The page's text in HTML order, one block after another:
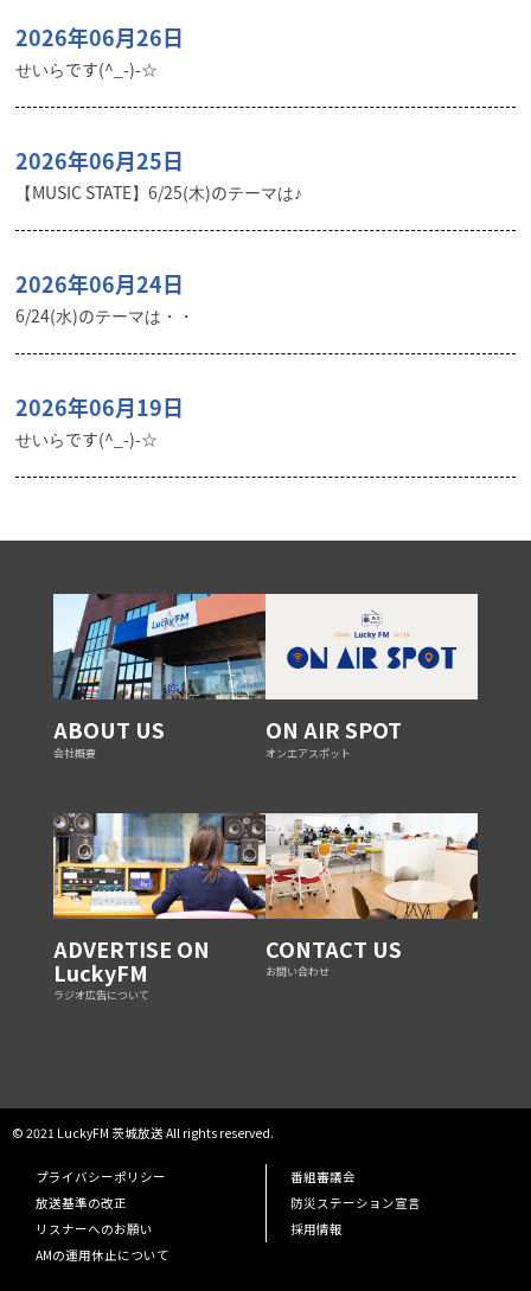
2026年06月26日
せいらです(^_-)-☆
2026年06月25日
【MUSIC STATE】6/25(木)のテーマは♪
2026年06月24日
6/24(水)のテーマは・・
2026年06月19日
せいらです(^_-)-☆
ABOUT US
会社概要
ON AIR SPOT
オンエアスポット
ADVERTISE ON
LuckyFM
ラジオ広告について
CONTACT US
お問い合わせ
© 2021 LuckyFM 茨城放送 All rights reserved.
プライバシーポリシー
番組審議会
放送基準の改正
防災ステーション宣言
リスナーへのお願い
採用情報
AMの運用休止について